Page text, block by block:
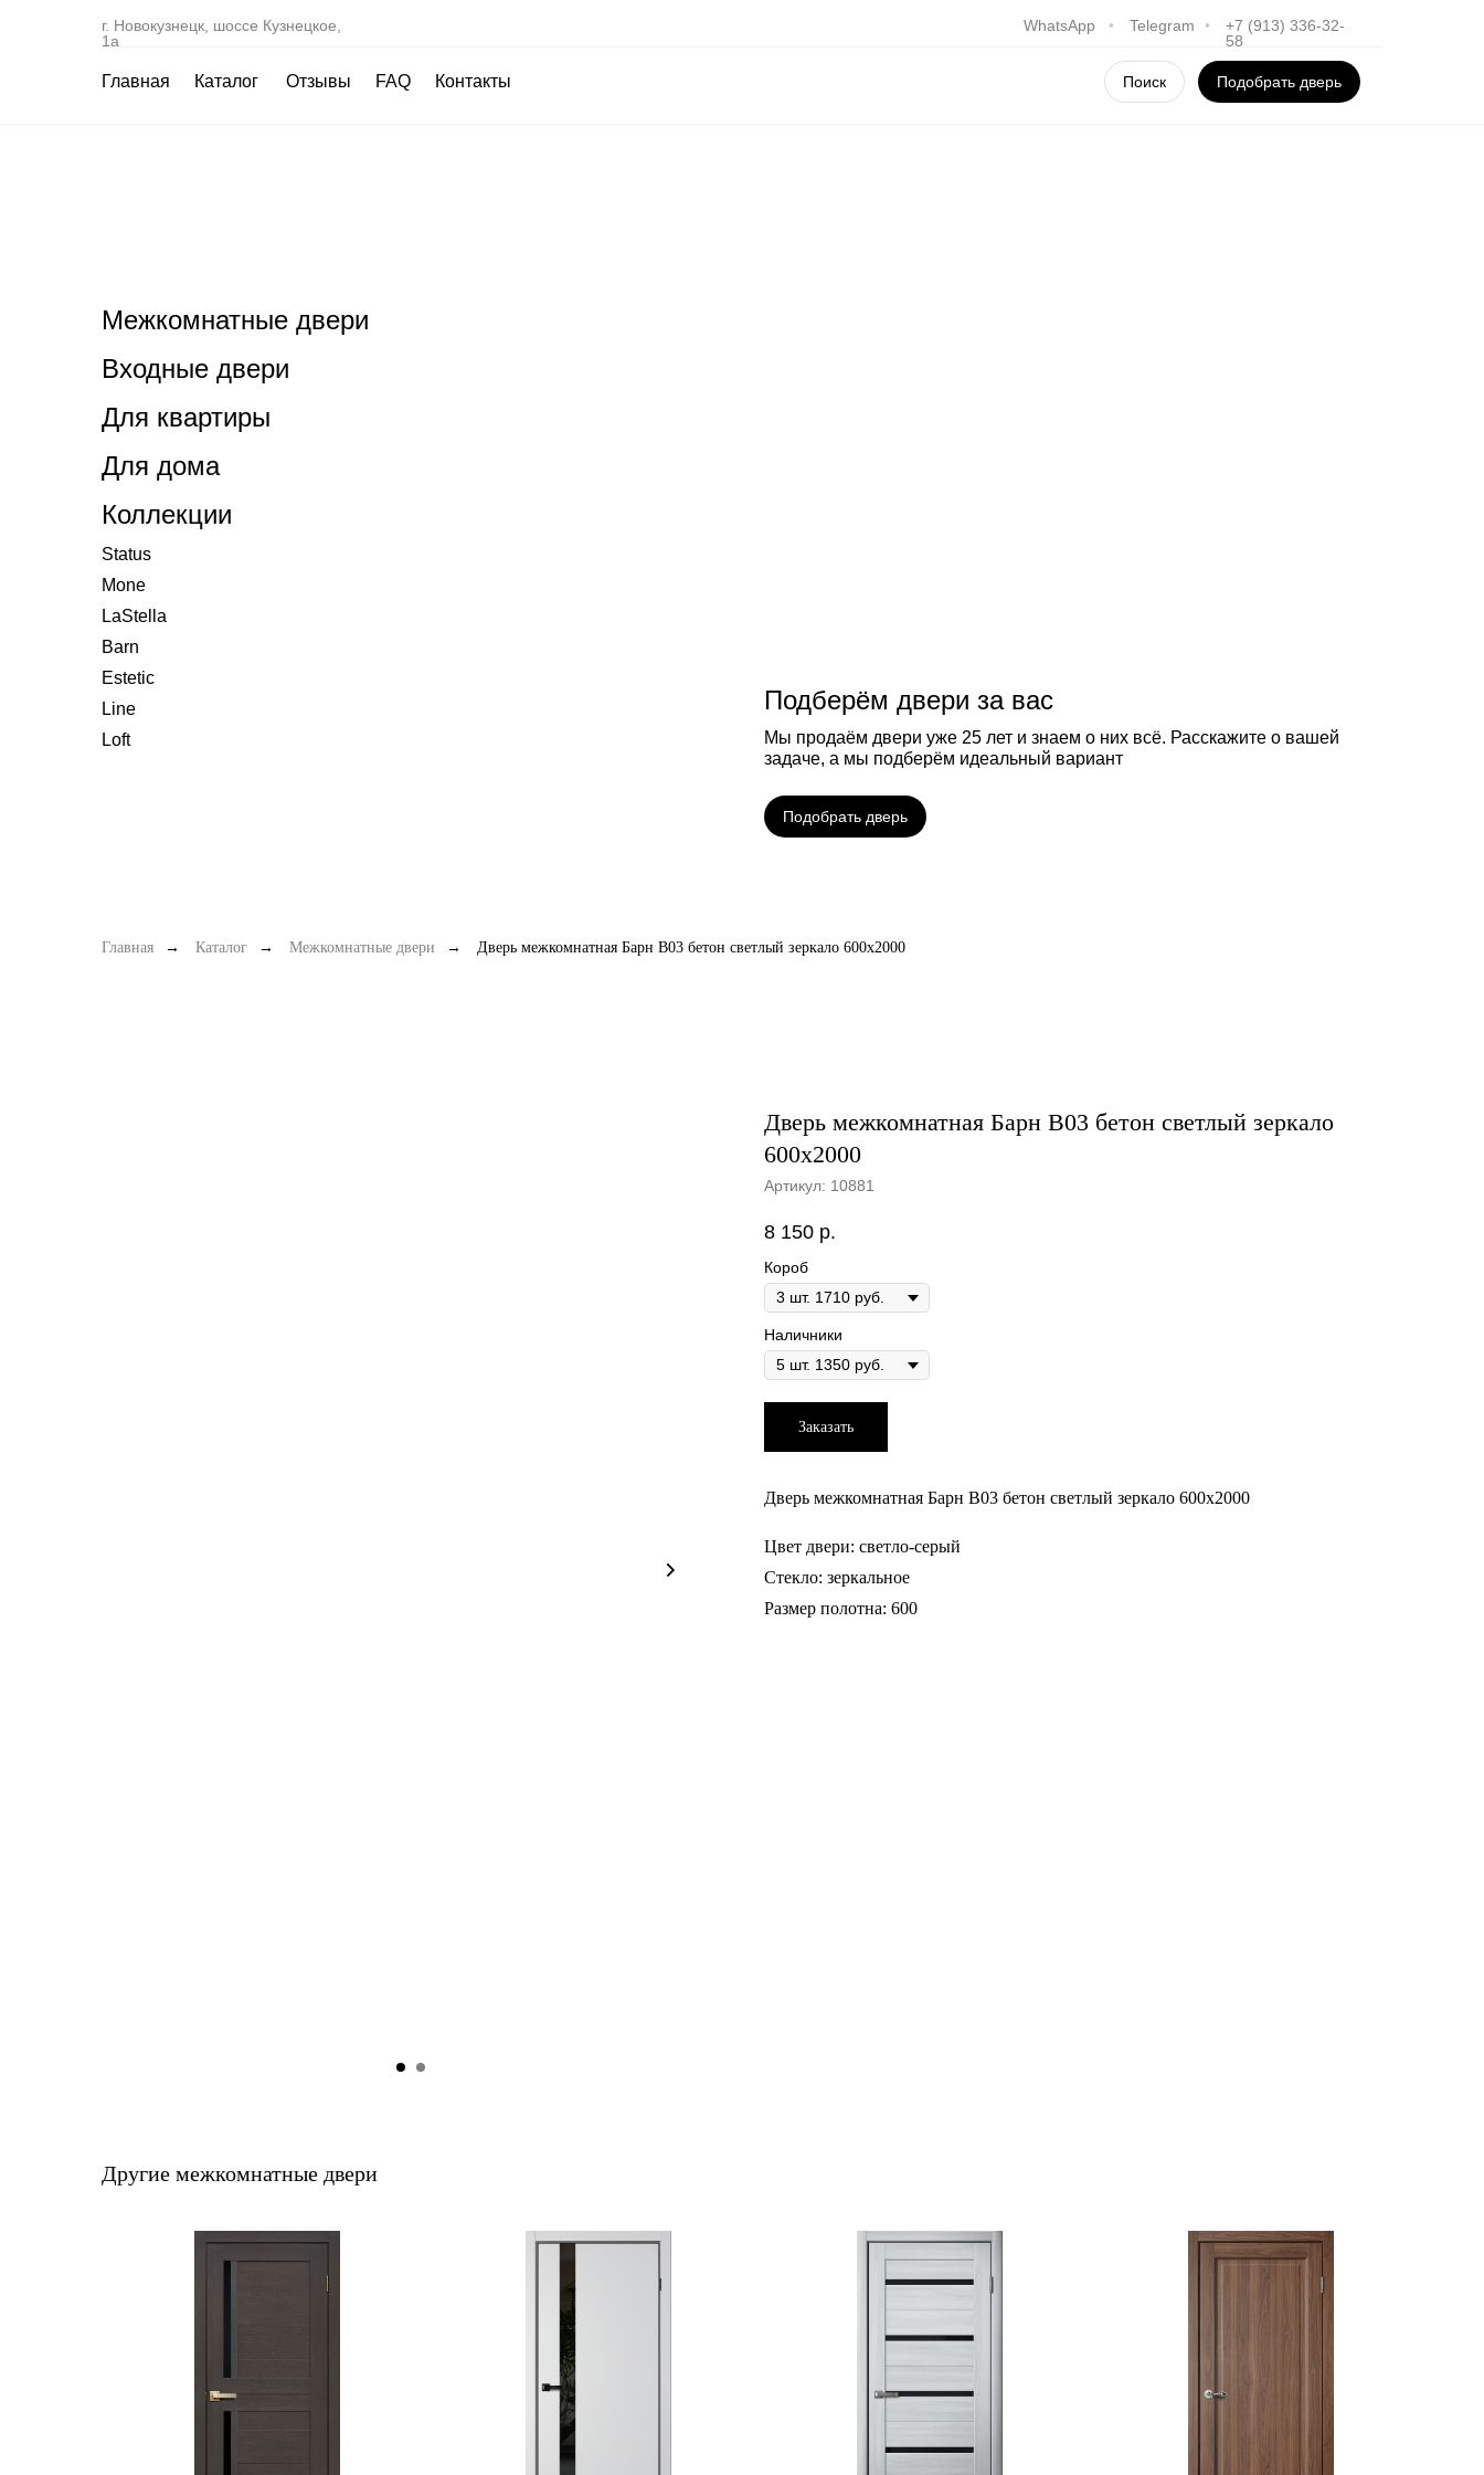
г. Новокузнецк, шоссе Кузнецкое,
1а
WhatsApp • Telegram •
+7 (913) 336-32-
58
Главная Каталог Отзывы FAQ Контакты Поиск Подобрать дверь
Коллекции
Status
Mone
LaStella
Barn
Estetic
Line
Loft
Межкомнатные двери
Входные двери
Подберём двери за вас
Мы продаём двери уже 25 лет и знаем о них всё. Расскажите о вашей
задаче, а мы подберём идеальный вариант
Подобрать дверь
Для квартиры
Для дома
Главная → Каталог → Межкомнатные двери → Дверь межкомнатная Барн B03 бетон светлый зеркало 600х2000
Дверь межкомнатная Барн B03 бетон светлый зеркало
600х2000
Артикул: 10881
8 150 р.
Короб
Наличники
Заказать
Дверь межкомнатная Барн B03 бетон светлый зеркало 600х2000
Цвет двери: светло-серый
Стекло: зеркальное
Размер полотна: 600
Другие межкомнатные двери